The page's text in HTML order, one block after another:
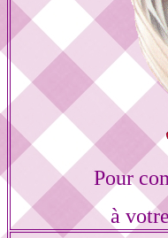
Pour
à